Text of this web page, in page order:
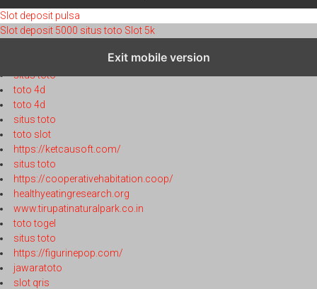
Slot deposit pulsa
Slot deposit 5000 situs toto Slot 5k
Exit mobile version
situs toto
toto 4d
toto 4d
situs toto
toto slot
https://ketcausoft.com/
situs toto
https://cooperativehabitation.coop/
healthyeatingresearch.org
www.tirupatinaturalpark.co.in
toto togel
situs toto
https://figurinepop.com/
jawaratoto
slot qris